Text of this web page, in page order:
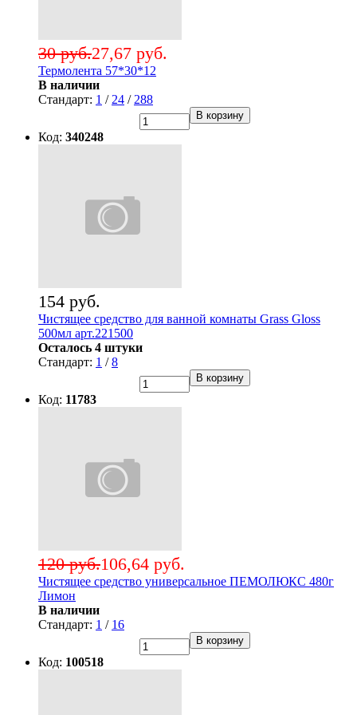
27,67 руб.
30 руб.
Термолента 57*30*12
В наличии
Стандарт: 1 / 24 / 288
В корзину
Код: 340248
154 руб.
Чистящее средство для ванной комнаты Grass Gloss
500мл арт.221500
Осталось 4 штуки
Стандарт: 1 /8
В корзину
Код: 11783
106,64 руб.
120 руб.
Чистящее средство универсальное ПЕМОЛЮКС 480г
Лимон
В наличии
Стандарт: 1 / 16
В корзину
Код: 100518